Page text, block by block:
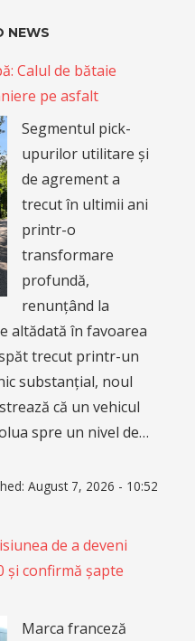
NEWS
Calul de bătaie
pe asfalt
Segmentul pick-
upurilor utilitare și
de agrement a
trecut în ultimii ani
printr-o
transformare
profundă,
renunțând la
altădată în favoarea
trecut printr-un
substanțial, noul
că un vehicul
spre un nivel de…
August 7, 2026 - 10:52
de a deveni
și confirmă șapte
Marca franceză